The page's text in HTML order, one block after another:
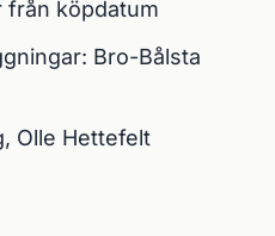
från köpdatum
Bro-Bålsta
Olle Hettefelt